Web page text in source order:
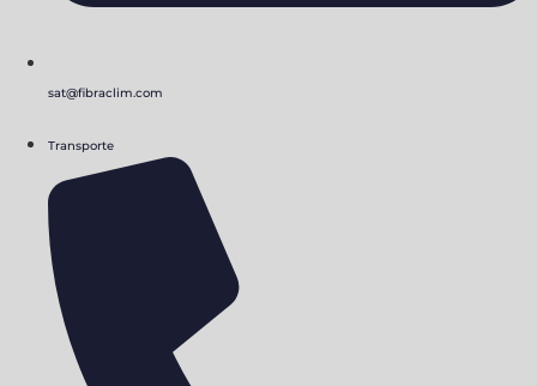
sat@fibraclim.com
Transporte